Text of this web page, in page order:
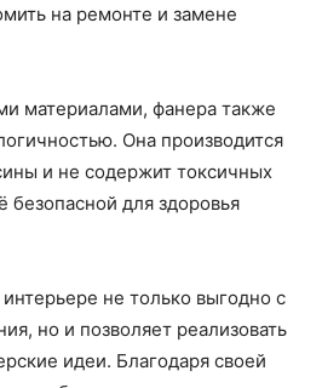
на ремонте и замене
материалами, фанера также
Она производится
и не содержит токсичных
безопасной для здоровья
не только выгодно с
но и позволяет реализовать
идеи. Благодаря своей